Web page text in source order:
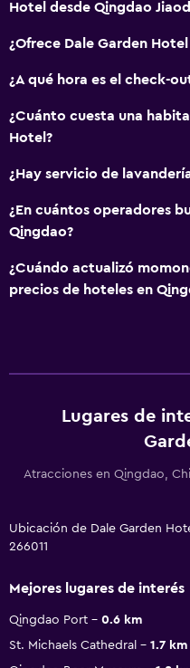
Hotel desde Qingdao
¿Ofrece Dale Garden
¿A qué hora es el check-
¿Cuánto cuesta una
Hotel?
¿Hay servicio de
¿En cuántos operadores
Qingdao?
¿Cuándo actualizó
precios de hoteles en
Lugares de
Atracciones en Qingdao,
Ubicación de Dale Garden
266011
Mejores lugares de interés
Qingdao Port
0.6 km
St. Michaels Cathedral
1.7 km